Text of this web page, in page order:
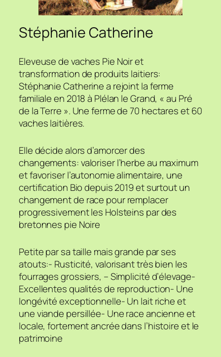
Stéphanie Catherine
Eleveuse de vaches Pie Noir et
transformation de produits laitiers:
Stéphanie Catherine a rejoint la ferme
familiale en 2018 à Plélan le Grand, « au Pré
de la Terre ». Une ferme de 70 hectares et 60
vaches laitières.
Elle décide alors d’amorcer des
changements: valoriser l’herbe au maximum
et favoriser l’autonomie alimentaire, une
certification Bio depuis 2019 et surtout un
changement de race pour remplacer
progressivement les Holsteins par des
bretonnes pie Noire
Petite par sa taille mais grande par ses
atouts:- Rusticité, valorisant très bien les
fourrages grossiers, – Simplicité d’élevage-
Excellentes qualités de reproduction- Une
longévité exceptionnelle- Un lait riche et
une viande persillée- Une race ancienne et
locale, fortement ancrée dans l’histoire et le
patrimoine